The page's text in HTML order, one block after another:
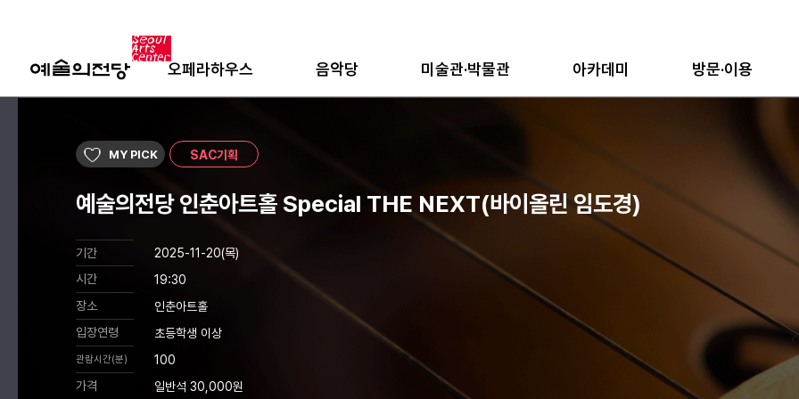
오페라하우스 음악당 미술관·박물관 아카데미 방문·이용
MY PICK SAC기획
예술의전당 인춘아트홀 Special THE NEXT(바이올린 임도경)
기간
2025-11-20(목)
시간
19:30
장소
인춘아트홀
입장연령
초등학생 이상
관람시간(분)
100
가격
일반석 30,000원